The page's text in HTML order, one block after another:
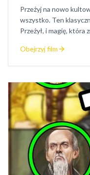
Przeżyj na nowo
wszystko. Ten
Przeżył, i magię, która
Obejrzyj film